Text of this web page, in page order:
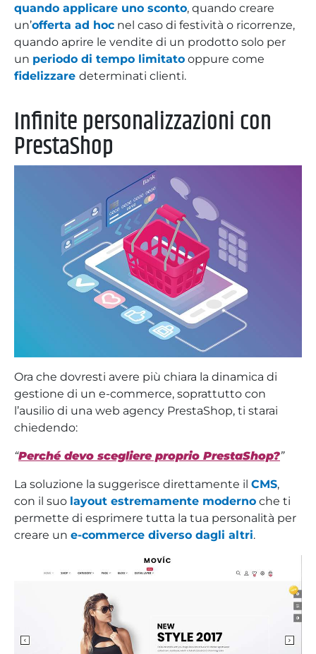
quando applicare uno sconto, quando creare
un’offerta ad hoc nel caso di festività o ricorrenze,
quando aprire le vendite di un prodotto solo per
un periodo di tempo limitato oppure come
fidelizzare determinati clienti.
Infinite personalizzazioni con
PrestaShop
Ora che dovresti avere più chiara la dinamica di
gestione di un e-commerce, soprattutto con
l’ausilio di una web agency PrestaShop, ti starai
chiedendo:
“Perché devo scegliere proprio PrestaShop?”
La soluzione la suggerisce direttamente il CMS,
con il suo layout estremamente moderno che ti
permette di esprimere tutta la tua personalità per
creare un e-commerce diverso dagli altri.